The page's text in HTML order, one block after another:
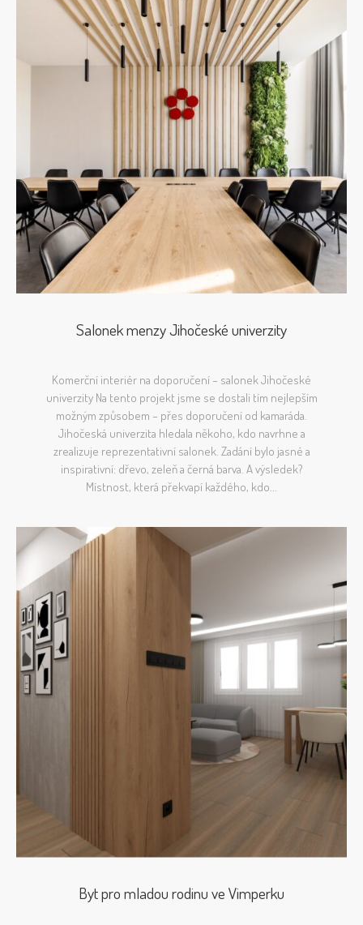
Salonek menzy Jihočeské univerzity
Komerční interiér na doporučení – salonek Jihočeské
univerzity Na tento projekt jsme se dostali tím nejlepším
možným způsobem – přes doporučení od kamaráda.
Jihočeská univerzita hledala někoho, kdo navrhne a
zrealizuje reprezentativní salonek. Zadání bylo jasné a
inspirativní: dřevo, zeleň a černá barva. A výsledek?
Místnost, která překvapí každého, kdo...
Byt pro mladou rodinu ve Vimperku